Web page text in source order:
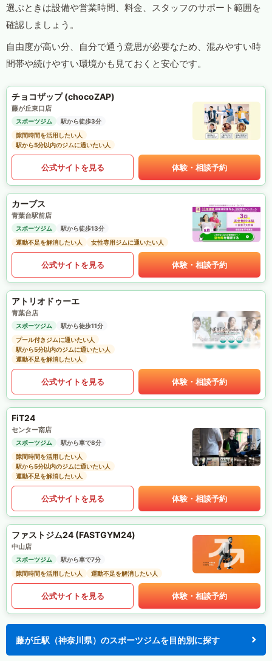
選ぶときは設備や営業時間、料金、スタッフのサポート範囲を
確認しましょう。
自由度が高い分、自分で通う意思が必要なため、混みやすい時
間帯や続けやすい環境かも見ておくと安心です。
チョコザップ (chocoZAP)
藤が丘東口店
スポーツジム
駅から徒歩3分
隙間時間を活用したい人
駅から5分以内のジムに通いたい人
公式サイトを見る 体験・相談予約
カーブス
青葉台駅前店
スポーツジム
駅から徒歩13分
運動不足を解消したい人
女性専用ジムに通いたい人
公式サイトを見る 体験・相談予約
アトリオドゥーエ
青葉台店
スポーツジム
駅から徒歩11分
プール付きジムに通いたい人
駅から5分以内のジムに通いたい人
運動不足を解消したい人
公式サイトを見る 体験・相談予約
FiT24
センター南店
スポーツジム
駅から車で8分
隙間時間を活用したい人
駅から5分以内のジムに通いたい人
運動不足を解消したい人
公式サイトを見る 体験・相談予約
ファストジム24 (FASTGYM24)
中山店
スポーツジム
駅から車で7分
隙間時間を活用したい人
運動不足を解消したい人
公式サイトを見る 体験・相談予約
藤が丘駅（神奈川県）のスポーツジムを目的別に探す